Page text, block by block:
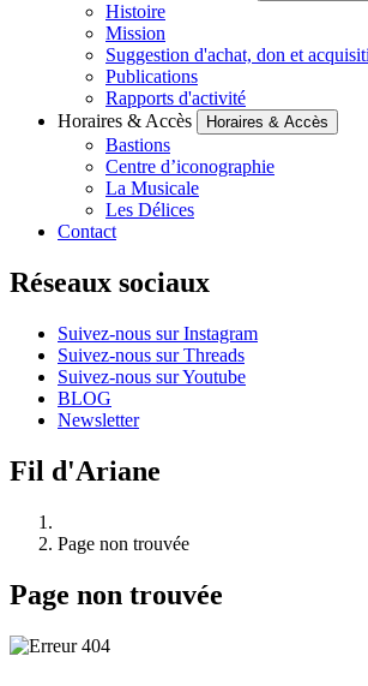
Histoire
Mission
Suggestion d'achat, don et
Publications
Rapports d'activité
Horaires & Accès
Horaires & Accès
Bastions
Centre d’iconographie
La Musicale
Les Délices
Contact
Réseaux sociaux
Suivez-nous sur Instagram
Suivez-nous sur Threads
Suivez-nous sur Youtube
BLOG
Newsletter
Fil d'Ariane
Page non trouvée
Page non trouvée